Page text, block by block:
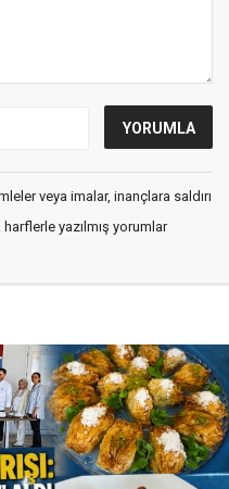
veya imalar, inançlara saldırı
yazılmış yorumlar